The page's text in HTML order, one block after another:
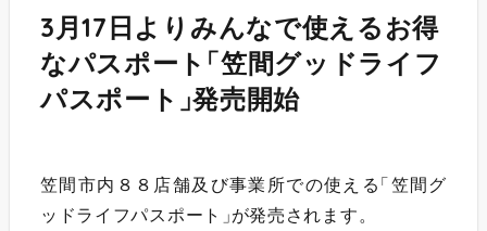
3月17日よりみんなで使えるお得
なパスポート「笠間グッドライフ
パスポート 」
発売開始
笠間市内８８店舗及び事業所での使える「笠間グ
ッドライフパスポート 」が発売されます。